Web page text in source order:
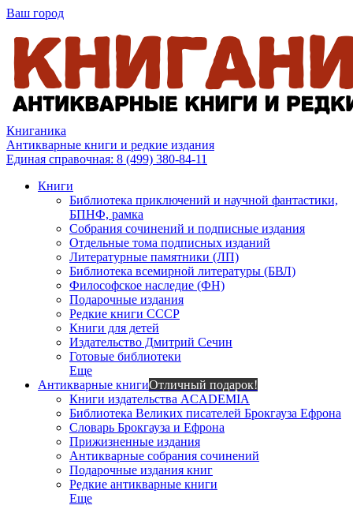
Ваш город
Книганика
Антикварные книги и редкие издания
Единая справочная: 8 (499) 380-84-11
Книги
Библиотека приключений и научной фантастики,
БПНФ, рамка
Собрания сочинений и подписные издания
Отдельные тома подписных изданий
Литературные памятники (ЛП)
Библиотека всемирной литературы (БВЛ)
Философское наследие (ФН)
Подарочные издания
Редкие книги СССР
Книги для детей
Издательство Дмитрий Сечин
Готовые библиотеки
Еще
Антикварные книгиОтличный подарок!
Книги издательства ACADEMIA
Библиотека Великих писателей Брокгауза Ефрона
Словарь Брокгауза и Ефрона
Прижизненные издания
Антикварные собрания сочинений
Подарочные издания книг
Редкие антикварные книги
Еще